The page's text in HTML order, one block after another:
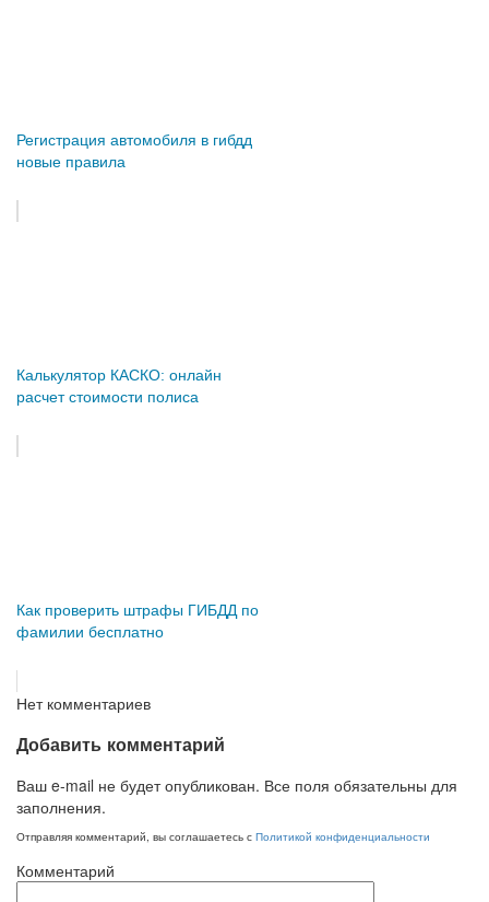
Регистрация автомобиля в гибдд
новые правила
Калькулятор КАСКО: онлайн
расчет стоимости полиса
Как проверить штрафы ГИБДД по
фамилии бесплатно
Нет комментариев
Добавить комментарий
Ваш e-mail не будет опубликован. Все поля обязательны для
заполнения.
Отправляя комментарий, вы соглашаетесь с Политикой конфиденциальности
Комментарий